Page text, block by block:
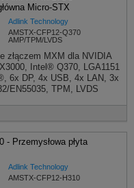
Micro-STX
Adlink Technology
AMSTX-CFP12-Q370
AMP/TPM/LVDS
złączem MXM dla NVIDIA
Intel® Q370, LGA1151
6x DP, 4x USB, 4x LAN, 3x
EN55035, TPM, LVDS
- Przemysłowa płyta
Adlink Technology
AMSTX-CFP12-H310